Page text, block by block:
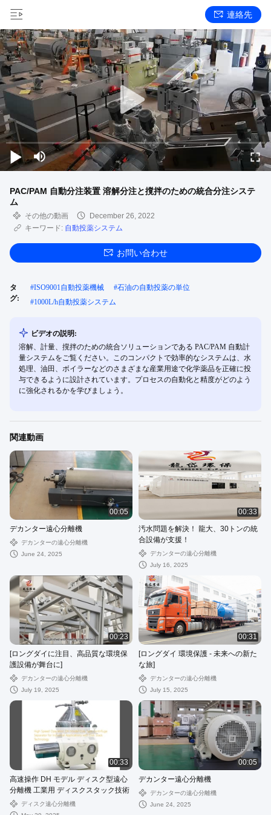
連絡先
PAC/PAM 自動分注装置 溶解分注と撹拌のための統合分注システ
ム
その他の動画
December 26, 2022
キーワード: 自動投薬システム
お問い合わせ
タ
グ:
#ISO9001自動投薬機械 #石油の自動投薬の単位
#1000L/h自動投薬システム
ビデオの説明:
溶解、計量、撹拌のための統合ソリューションである PAC/PAM 自動計
量システムをご覧ください。このコンパクトで効率的なシステムは、水
処理、油田、ボイラーなどのさまざまな産業用途で化学薬品を正確に投
与できるように設計されています。プロセスの自動化と精度がどのよう
に強化されるかを学びましょう。
関連動画
00:05
デカンター遠心分離機
デカンターの遠心分離機
June 24, 2025
00:33
汚水問題を解決！ 龍大、30トンの統
合設備が支援！
デカンターの遠心分離機
July 16, 2025
00:23
[ロングダイに注目、高品質な環境保
護設備が舞台に]
デカンターの遠心分離機
July 19, 2025
00:31
[ロングダイ 環境保護 - 未来への新た
な旅]
デカンターの遠心分離機
July 15, 2025
00:33
高速操作 DH モデル ディスク型遠心
分離機 工業用 ディスクスタック技術
ディスク遠心分離機
00:05
デカンター遠心分離機
デカンターの遠心分離機
June 24, 2025